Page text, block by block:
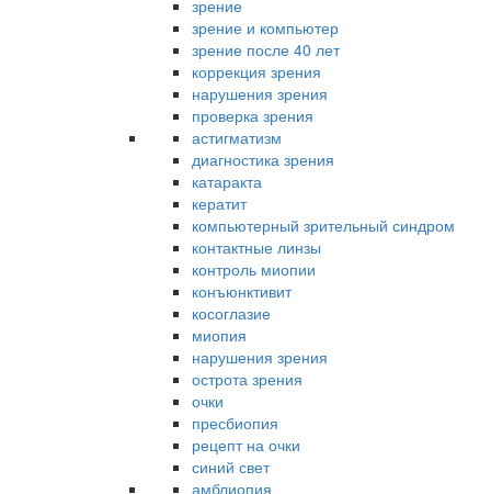
зрение
зрение и компьютер
зрение после 40 лет
коррекция зрения
нарушения зрения
проверка зрения
астигматизм
диагностика зрения
катаракта
кератит
компьютерный зрительный синдром
контактные линзы
контроль миопии
конъюнктивит
косоглазие
миопия
нарушения зрения
острота зрения
очки
пресбиопия
рецепт на очки
синий свет
амблиопия